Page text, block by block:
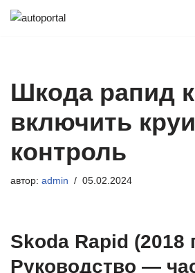
Шкода рапид
включить
контроль
автор: admin 05.02.2024
Skoda Rapid (2018
Руководство —